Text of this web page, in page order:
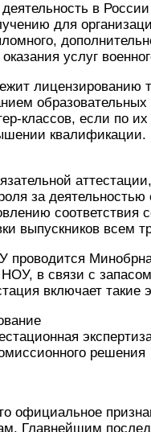
в
для
услуг
лицензированию
классов, если по
за
соответствия
выпускников всем
проводится
в связи с
включает такие
решения
официальное
Главнейшим